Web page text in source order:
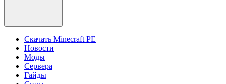
Скачать Minecraft PE
Новости
Моды
Сервера
Гайды